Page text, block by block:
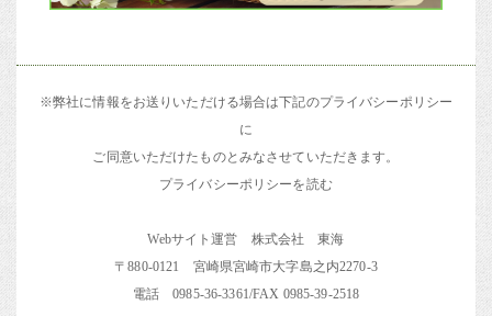
※弊社に情報をお送りいただける場合は下記のプライバシーポリシー
に
ご同意いただけたものとみなさせていただきます。
プライバシーポリシーを読む
Webサイト運営 株式会社 東海
〒880-0121 宮崎県宮崎市大字島之内2270-3
電話 0985-36-3361/FAX 0985-39-2518